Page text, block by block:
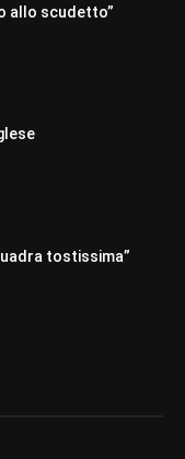
allo scudetto”
tostissima”